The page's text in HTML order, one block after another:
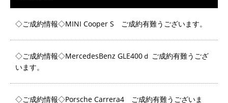
◇ご成約情報◇MINI Cooper S ご成約有難うございます。
◇ご成約情報◇MercedesBenz GLE400ｄ ご成約有難うござ
います。
◇ご成約情報◇Porsche Carrera4 ご成約有難うございま